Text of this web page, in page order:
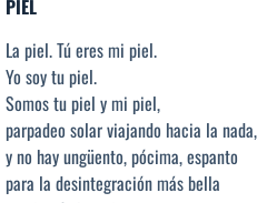
PIEL
La piel. Tú eres mi piel.
Yo soy tu piel.
Somos tu piel y mi piel,
parpadeo solar viajando hacia la nada,
y no hay ungüento, pócima, espanto
para la desintegración más bella